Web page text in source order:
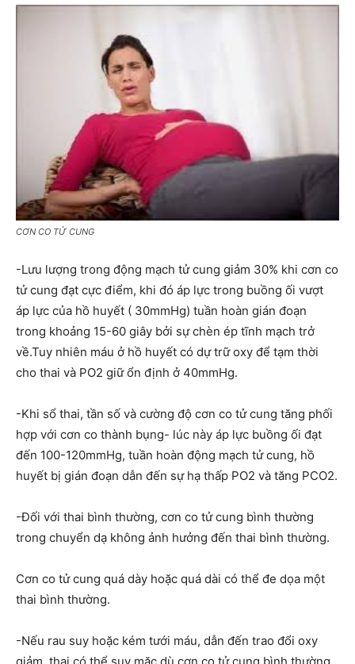
CƠN CO TỬ CUNG
-Lưu lượng trong động mạch tử cung giảm 30% khi cơn co
tử cung đạt cực điểm, khi đó áp lực trong buồng ối vượt
áp lực của hồ huyết ( 30mmHg) tuần hoàn gián đoạn
trong khoảng 15-60 giây bởi sự chèn ép tĩnh mạch trở
về.Tuy nhiên máu ở hồ huyết có dự trữ oxy để tạm thời
cho thai và PO2 giữ ổn định ở 40mmHg.
-Khi sổ thai, tần số và cường độ cơn co tử cung tăng phối
hợp với cơn co thành bụng- lúc này áp lực buồng ối đạt
đến 100-120mmHg, tuần hoàn động mạch tử cung, hồ
huyết bị gián đoạn dẫn đến sự hạ thấp PO2 và tăng PCO2.
-Đối với thai bình thường, cơn co tử cung bình thường
trong chuyển dạ không ảnh hưởng đến thai bình thường.
Cơn co tử cung quá dày hoặc quá dài có thể đe dọa một
thai bình thường.
-Nếu rau suy hoặc kém tưới máu, dẫn đến trao đổi oxy
giảm, thai có thể suy mặc dù cơn co tử cung bình thường.